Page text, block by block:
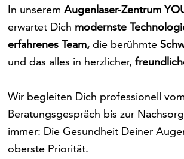
In unseremAugenlaser-Zentrum
erwartet Dich modernste
erfahrenes Team, die berühmte
und das alles in herzlicher,
Wir begleiten Dich professionell
Beratungsgespräch bis zur
immer: Die Gesundheit Deiner
oberste Priorität.